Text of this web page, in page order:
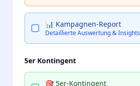
📊 Kampagnen-Report
Detaillierte Auswertung & Insights
5er Kontingent
🎯 5er-Kontingent